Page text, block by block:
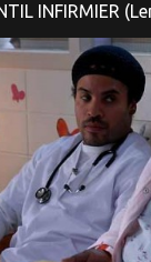
INFIRMIER